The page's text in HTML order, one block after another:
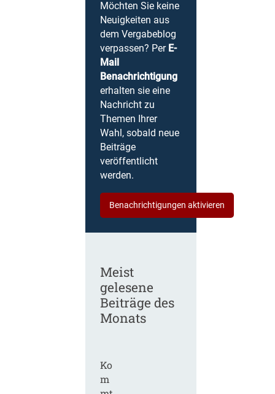
Möchten Sie keine
Neuigkeiten aus
dem Vergabeblog
verpassen? Per E-
Mail
Benachrichtigung
erhalten sie eine
Nachricht zu
Themen Ihrer
Wahl, sobald neue
Beiträge
veröffentlicht
werden.
Benachrichtigungen aktivieren
Meist
gelesene
Beiträge des
Monats
Ko
m